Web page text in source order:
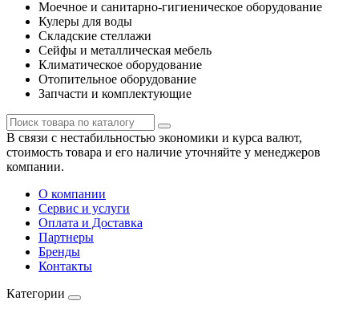
Моечное и санитарно-гигиеническое оборудование
Кулеры для воды
Складские стеллажи
Сейфы и металлическая мебель
Климатическое оборудование
Отопительное оборудование
Запчасти и комплектующие
В связи с нестабильностью экономики и курса валют,
стоимость товара и его наличие уточняйте у менеджеров
компании.
О компании
Сервис и услуги
Оплата и Доставка
Партнеры
Бренды
Контакты
Категории